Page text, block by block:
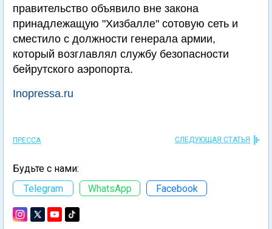
правительство объявило вне закона
принадлежащую "Хизбалле" сотовую сеть и
сместило с должности генерала армии,
который возглавлял службу безопасности
бейрутского аэропорта.
Inopressa.ru
ПРЕССА СЛЕДУЮЩАЯ СТАТЬЯ
Будьте с нами:
Telegram
WhatsApp Facebook